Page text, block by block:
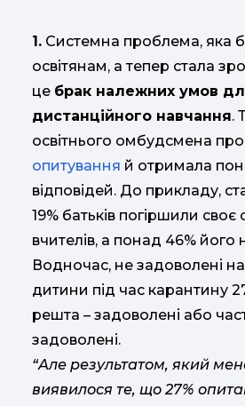
1. Системна проблема, яка
освітянам, а тепер стала
це брак належних умов
дистанційного навчання.
освітнього омбудсмена
опитування й отримала
відповідей. До прикладу,
19% батьків погіршили
вчителів, а понад 46% його
Водночас, не задоволені
дитини під час карантину
решта – задоволені або
задоволені.
“Але результатом, який
виявилося те, що 27%